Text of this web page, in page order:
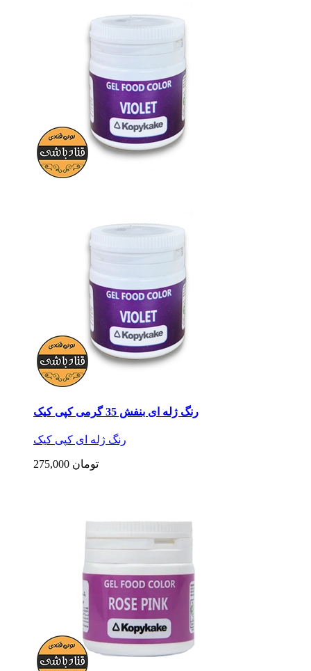
رنگ ژله ای بنفش 35 گرمی کپی کیک
رنگ ژله ای کپی کیک
275,000 تومان